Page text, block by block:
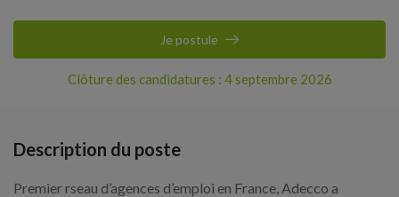
Clôture des candidatures : 4 septembre 2026
Je postule
Description du poste
Premier rseau d’agences d’emploi en France, Adecco a